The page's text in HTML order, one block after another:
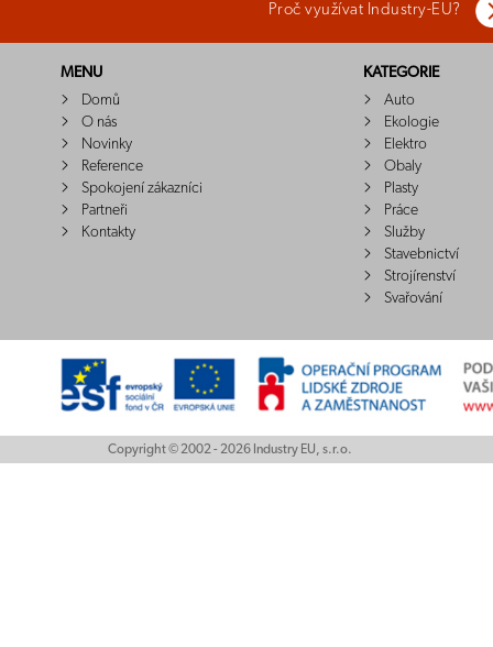
Proč využívat Industry-EU?
MENU
Domů
O nás
Novinky
Reference
Spokojení zákazníci
Partneři
Kontakty
KATEGORIE
Auto
Ekologie
Elektro
Obaly
Plasty
Práce
Služby
Stavebnictví
Strojírenství
Svařování
Copyright © 2002 - 2026 Industry EU, s.r.o.